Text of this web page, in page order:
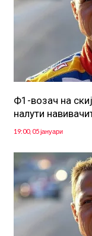
Ф1-возач на
налути
19:00, 05 јануари